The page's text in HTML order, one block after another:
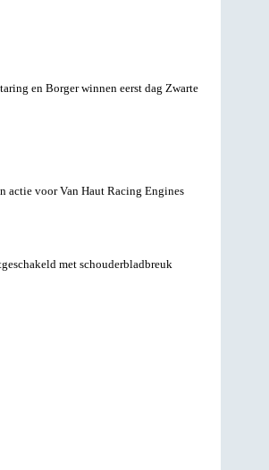
en Borger winnen eerst dag Zwarte
actie voor Van Haut Racing Engines
met schouderbladbreuk